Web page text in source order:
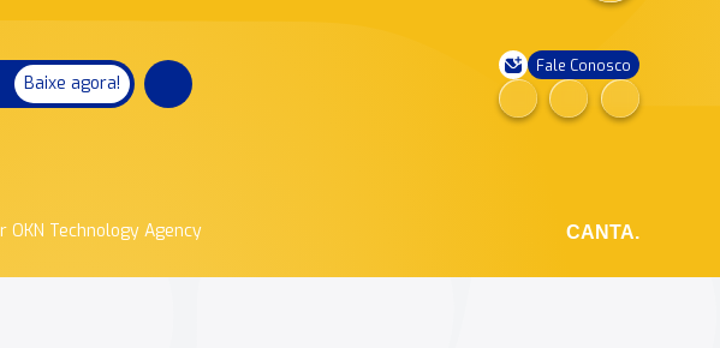
Baixe agora!
Fale Conosco
OKN Technology Agency CANTA.